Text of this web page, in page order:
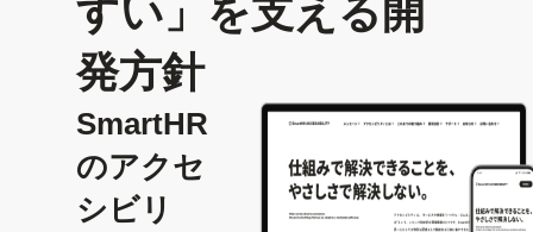
すい」を支える開
発方針
SmartHR
のアクセ
シビリ